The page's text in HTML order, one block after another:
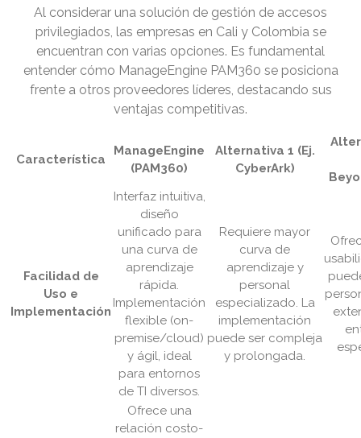
Al considerar una solución de gestión de accesos
privilegiados, las empresas en Cali y Colombia se
encuentran con varias opciones. Es fundamental
entender cómo ManageEngine PAM360 se posiciona
frente a otros proveedores líderes, destacando sus
ventajas competitivas.
Característica
ManageEngine
(PAM360)
Alternativa 1 (Ej.
CyberArk)
Facilidad de
Uso e
Implementación
Interfaz intuitiva,
diseño
unificado para
una curva de
aprendizaje
rápida.
Implementación
flexible (on-
premise/cloud)
y ágil, ideal
para entornos
de TI diversos.
Requiere mayor
curva de
aprendizaje y
personal
especializado. La
implementación
puede ser compleja
y prolongada.
Ofrece una
relación costo-